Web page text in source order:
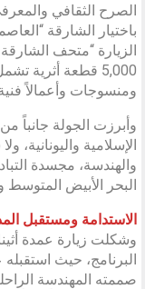
الصرح الثقافي
الزيارة “متحف
5,000 قطعة
ومنسوجات وأعمالاً
وأبرزت الجولة جانباً
الإسلامية واليونانية،
والهندسة، مجسدة
البحر الأبيض المتوسط
الاستدامة ومستقبل
وشكلت زيارة عمدة
البرنامج، حيث
صممته المهندسة